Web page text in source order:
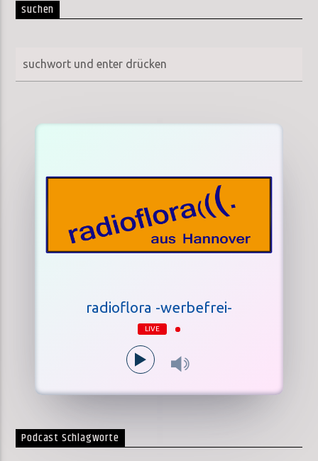
suchen
radioflora -werbefrei-
LIVE
Podcast Schlagworte